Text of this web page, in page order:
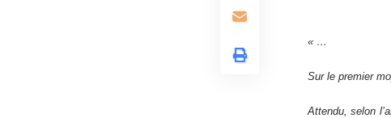
« …
Sur le premier
Attendu, selon